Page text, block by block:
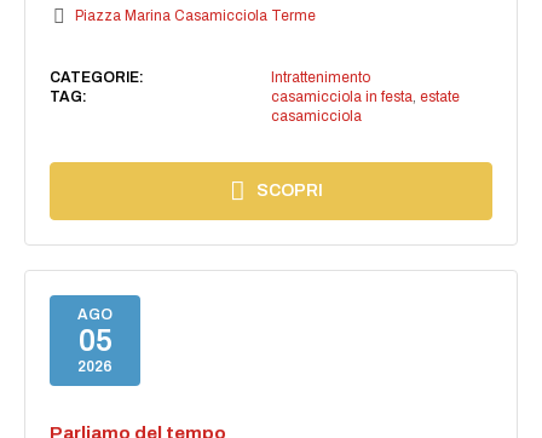
Piazza Marina Casamicciola Terme
CATEGORIE:
Intrattenimento
TAG:
casamicciola in festa, estate
casamicciola
SCOPRI
AGO
05
2026
Parliamo del tempo